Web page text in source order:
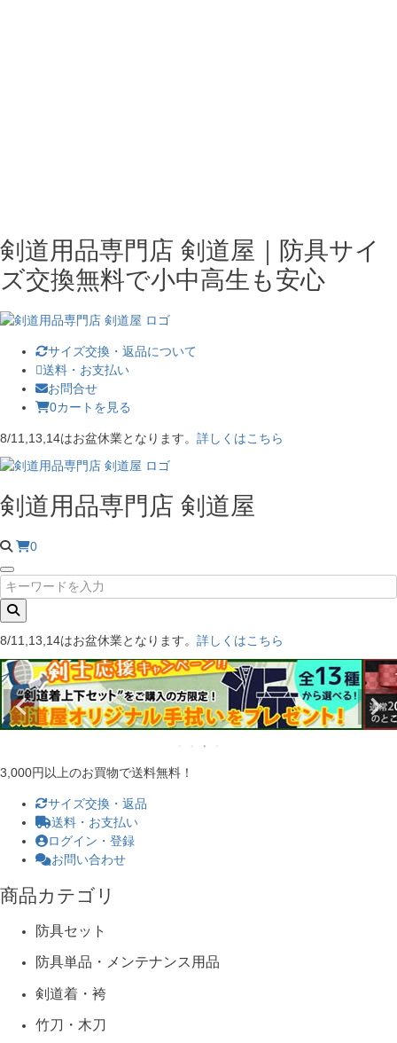
剣道用品専門店 剣道屋｜防具サイ
ズ交換無料で小中高生も安心
サイズ交換・返品について
送料・お支払い
お問合せ
0カートを見る
8/11,13,14はお盆休業となります。 詳しくはこちら
剣道用品専門店 剣道屋
0
8/11,13,14はお盆休業となります。 詳しくはこちら
3,000円以上のお買物で送料無料！
サイズ交換・返品
送料・お支払い
ログイン・登録
お問い合わせ
商品カテゴリ
防具セット
防具単品・メンテナンス用品
剣道着・袴
竹刀・木刀